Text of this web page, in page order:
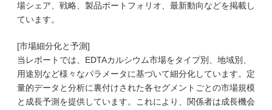
場シェア、戦略、製品ポートフォリオ、最新動向などを掲載し
ています。
[市場細分化と予測]
当レポートでは、EDTAカルシウム市場をタイプ別、地域別、
用途別など様々なパラメータに基づいて細分化しています。定
量的データと分析に裏付けされた各セグメントごとの市場規模
と成長予測を提供しています。これにより、関係者は成長機会